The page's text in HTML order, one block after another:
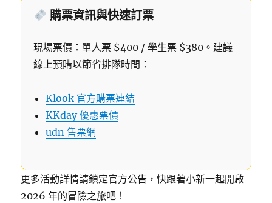
購票資訊與快速訂票
現場票價：單人票 $400 / 學生票 $380。建議
線上預購以節省排隊時間：
Klook 官方購票連結
KKday 優惠票價
udn 售票網
更多活動詳情請鎖定官方公告，快跟著小新一起開啟
2026 年的冒險之旅吧！